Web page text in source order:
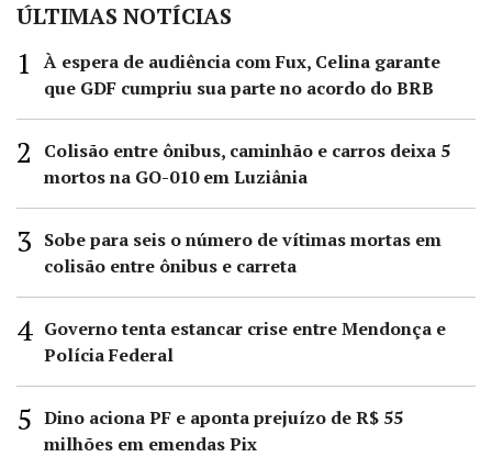
ÚLTIMAS NOTÍCIAS
À espera de audiência com Fux, Celina garante
que GDF cumpriu sua parte no acordo do BRB
Colisão entre ônibus, caminhão e carros deixa 5
mortos na GO-010 em Luziânia
Sobe para seis o número de vítimas mortas em
colisão entre ônibus e carreta
Governo tenta estancar crise entre Mendonça e
Polícia Federal
Dino aciona PF e aponta prejuízo de R$ 55
milhões em emendas Pix